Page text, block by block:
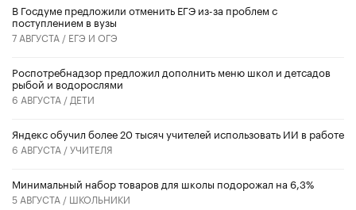
В Госдуме предложили отменить ЕГЭ из-за проблем с
поступлением в вузы
7 АВГУСТА / ЕГЭ И ОГЭ
Роспотребнадзор предложил дополнить меню школ и детсадов
рыбой и водорослями
6 АВГУСТА / ДЕТИ
​Яндекс обучил более 20 тысяч учителей использовать ИИ в работе
6 АВГУСТА /УЧИТЕЛЯ
Минимальный набор товаров для школы подорожал на 6,3%
5 АВГУСТА / ШКОЛЬНИКИ